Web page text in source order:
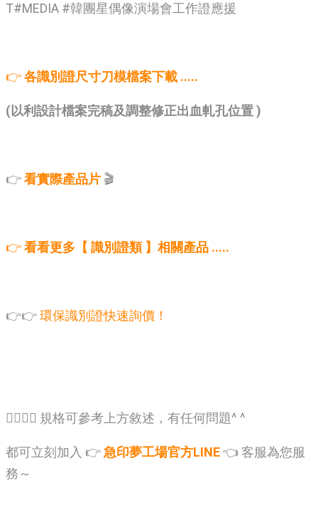
T#MEDIA #韓團星偶像演場會工作證應援
👉各識別證尺寸刀模檔案下載 .....
(以利設計檔案完稿及調整修正出血軋孔位置 )
👉看實際產品片 🎬
👉看看更多【 識別證類 】相關產品 .....
👉👉環保識別證快速詢價！
🙋‍♂️🙋‍♂️ 規格可參考上方敘述，有任何問題^ ^
都可立刻加入 👉急印夢工場官方LINE👈 客服為您服
務～